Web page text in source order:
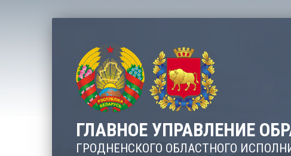
ГЛАВНОЕ УПРАВЛЕНИЕ
ГРОДНЕНСКОГО ОБЛАСТНОГО